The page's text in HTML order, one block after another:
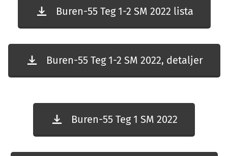
Buren-55 Teg 1-2 SM 2022 lista
Buren-55 Teg 1-2 SM 2022, detaljer
Buren-55 Teg 1 SM 2022